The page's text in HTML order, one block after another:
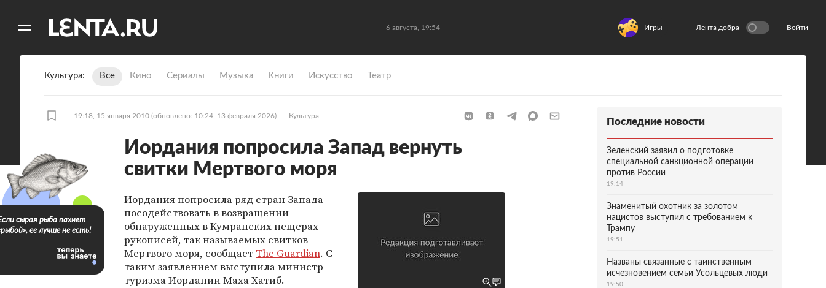
6 августа, 19:54 Игры Лента добра Войти
Культура Все Кино Сериалы Музыка Книги Искусство Театр
19:18, 15 января 2010 (обновлено: 10:24, 13 февраля 2026) Культура
Иордания попросила Запад вернуть
свитки Мертвого моря
Иордания попросила ряд стран Запада
посодействовать в возвращении
обнаруженных в Кумранских пещерах
рукописей, так называемых свитков
Мертвого моря, сообщает The Guardian. С
таким заявлением выступила министр
туризма Иордании Маха Хатиб.
сырая рыба пахнет
ее лучше не есть!
Последние новости
Зеленский заявил о подготовке
специальной санкционной операции
против России
19:14
Знаменитый охотник за золотом
нацистов выступил с требованием к
Трампу
19:51
Названы связанные с таинственным
исчезновением семьи Усольцевых люди
19:50